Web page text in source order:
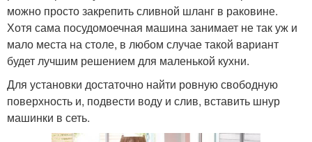
можно просто закрепить сливной шланг в раковине.
Хотя сама посудомоечная машина занимает не так уж и
мало места на столе, в любом случае такой вариант
будет лучшим решением для маленькой кухни.
Для установки достаточно найти ровную свободную
поверхность и, подвести воду и слив, вставить шнур
машинки в сеть.